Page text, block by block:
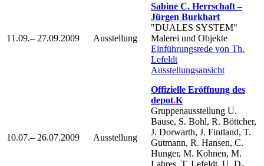
11.09.– 27.09.2009 Ausstellung
Sabine C. Herrschaft –
Jürgen Burkhart
"DUALES SYSTEM"
Malerei und Objekte
Einführungsrede von Th.
Lefeldt
Ausstellungsansicht
10.07.– 26.07.2009 Ausstellung
Offizielle Eröffnung des
depot.K
Gruppenausstellung U.
Bause, S. Bohl, R. Böttcher,
J. Dorwarth, J. Fintland, T.
Gutmann, R. Hansen, C.
Hunger, M. Kohnen, M.
Labres, T. Lefeldt, U. D-